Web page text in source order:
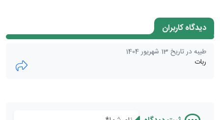
دیدگاه کاربران
طیبه در تاریخ 13 شهریور 1404
ربات